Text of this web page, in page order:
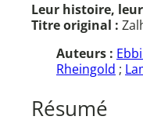
Leur histoire,
Titre original :
Auteurs :
Rheingold ;
Résumé